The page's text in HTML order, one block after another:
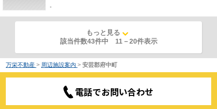
-
もっと見る
該当件数43件中 11 －20件表示
万栄不動産 > 周辺施設案内 > 安芸郡府中町
電話でお問い合わせ